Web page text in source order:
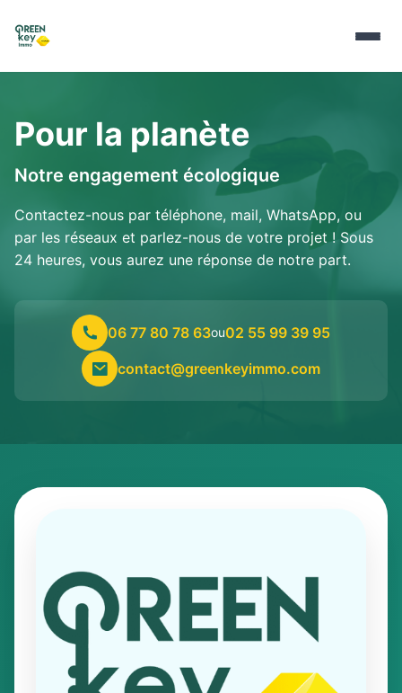
Pour la planète
Notre engagement écologique
Contactez-nous par téléphone, mail, WhatsApp, ou
par les réseaux et parlez-nous de votre projet ! Sous
24 heures, vous aurez une réponse de notre part.
06 77 80 78 63ou02 55 99 39 95
contact@greenkeyimmo.com